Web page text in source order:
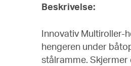
Beskrivelse:
Innovativ Multiroller-
hengeren under
stålramme. Skjermer